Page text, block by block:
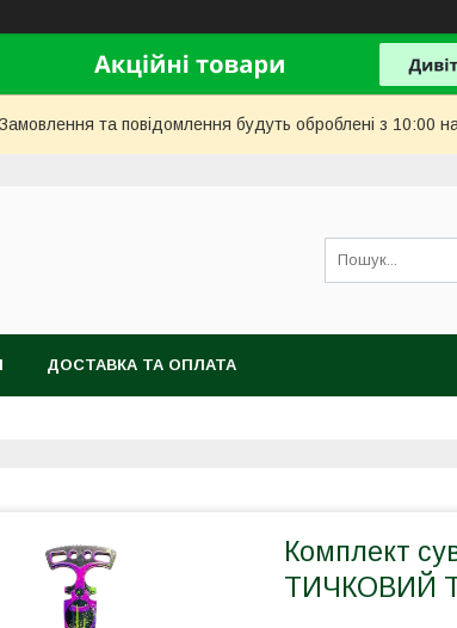
та повідомлення будуть оброблені з 10:00
ДОСТАВКА ТА ОПЛАТА
Комплект
ТИЧКОВИЙ